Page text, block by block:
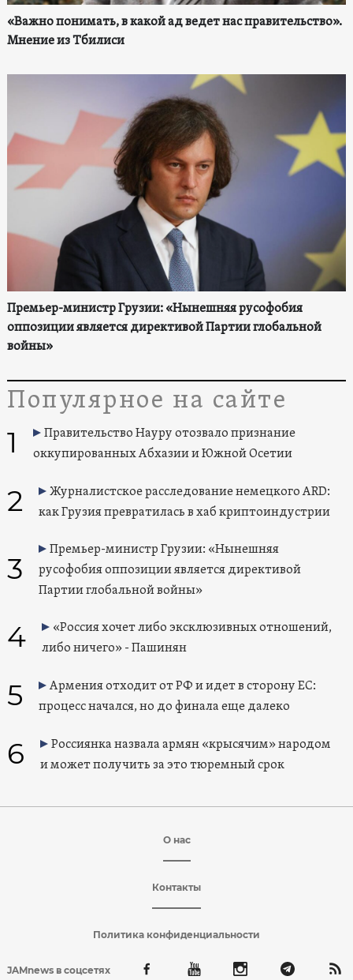
«Важно понимать, в какой ад ведет нас правительство».
Мнение из Тбилиси
Премьер-министр Грузии: «Нынешняя русофобия
оппозиции является директивой Партии глобальной
войны»
Популярное на сайте
1
Правительство Науру отозвало признание
оккупированных Абхазии и Южной Осетии
2
Журналистское расследование немецкого ARD:
как Грузия превратилась в хаб криптоиндустрии
3
Премьер-министр Грузии: «Нынешняя
русофобия оппозиции является директивой
Партии глобальной войны»
4
«Россия хочет либо эксклюзивных отношений,
либо ничего» - Пашинян
5
Армения отходит от РФ и идет в сторону ЕС:
процесс начался, но до финала еще далеко
6
Россиянка назвала армян «крысячим» народом
и может получить за это тюремный срок
О нас
Контакты
Политика конфиденциальности
JAMnews в соцсетях